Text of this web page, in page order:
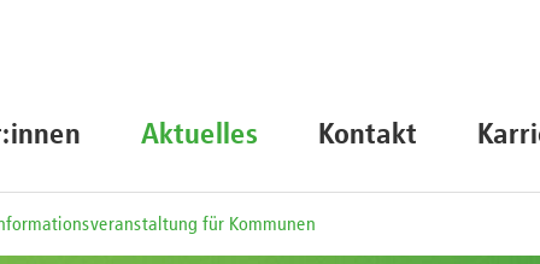
Aktuelles Kontakt
für Kommunen